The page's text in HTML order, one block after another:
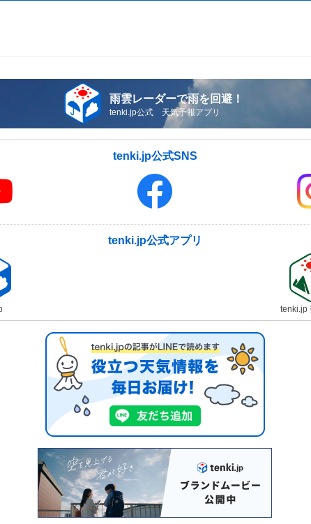
雨雲レーダーで雨を回避！
tenki.jp公式 天気予報アプリ
tenki.jp公式SNS
tenki.jp公式アプリ
tenki.jp